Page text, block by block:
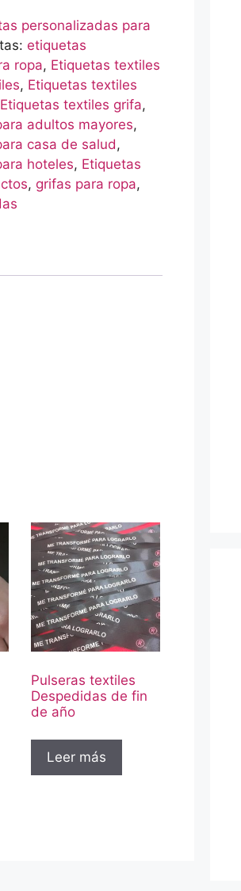
personalizadas para
etiquetas
ropa, Etiquetas textiles
, Etiquetas textiles
Etiquetas textiles grifa,
adultos mayores,
casa de salud,
hoteles, Etiquetas
, grifas para ropa,
Pulseras textiles
Despedidas de fin
de año
Leer más